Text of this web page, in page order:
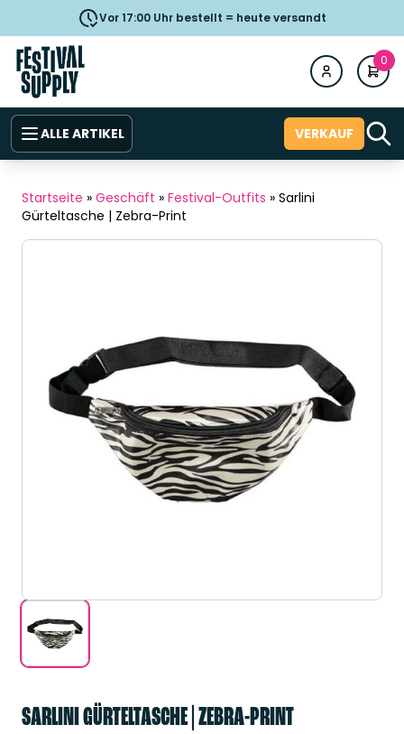
Vor 17:00 Uhr bestellt = heute versandt
0
ALLE ARTIKEL VERKAUF
Startseite » Geschäft » Festival-Outfits » Sarlini
Gürteltasche | Zebra-Print
SARLINI GÜRTELTASCHE | ZEBRA-PRINT